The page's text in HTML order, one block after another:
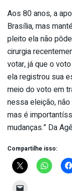
Aos 80 anos, a
Brasília, mas
pleito ela não
cirurgia
votar, já que o
ela registrou sua
meio do voto em
nessa eleição,
mas é
mudanças.” Da
Compartilhe isso: